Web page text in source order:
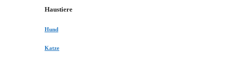
Haustiere
Hund
Katze